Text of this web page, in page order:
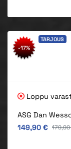
-17%
TARJOUS
Loppu
ASG Dan
Alkuperäinen
149,90 €